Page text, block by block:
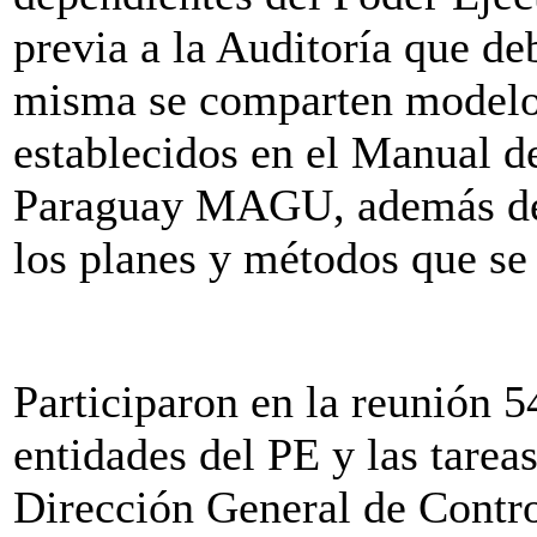
previa a la Auditoría que
misma se comparten
establecidos en el Manual
Paraguay MAGU, además
los planes y métodos que
Participaron en la reunión
entidades del PE y las
Dirección General de